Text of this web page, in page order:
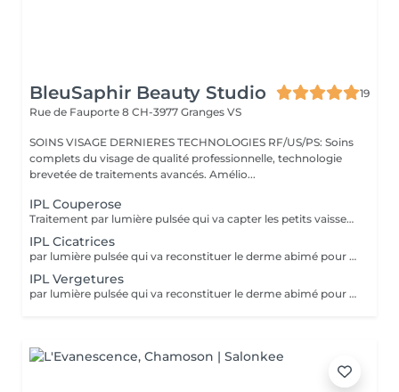
BleuSaphir Beauty Studio
19
Rue de Fauporte 8 CH-3977 Granges VS
SOINS VISAGE DERNIERES TECHNOLOGIES RF/US/PS: Soins
complets du visage de qualité professionnelle, technologie
brevetée de traitements avancés. Amélio...
IPL Couperose
Traitement par lumière pulsée qui va capter les petits vaisseaux pour en briser les parois, créer la coagulation et l'effondrement de ces vaisseaux
IPL Cicatrices
par lumière pulsée qui va reconstituer le derme abimé pour en atténuer les marques et aplanir la cicatrice. Plusieurs séances seront nécessaires
IPL Vergetures
par lumière pulsée qui va reconstituer le derme abimé pour en atténuer les marques et aplanir les vergetures. Plusieurs séances seront nécessaires